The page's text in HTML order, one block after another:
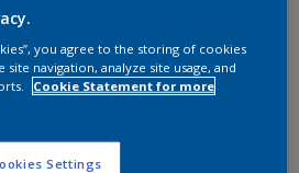
you agree to the storing of cookies
navigation, analyze site usage, and
Cookie Statement for more
Settings